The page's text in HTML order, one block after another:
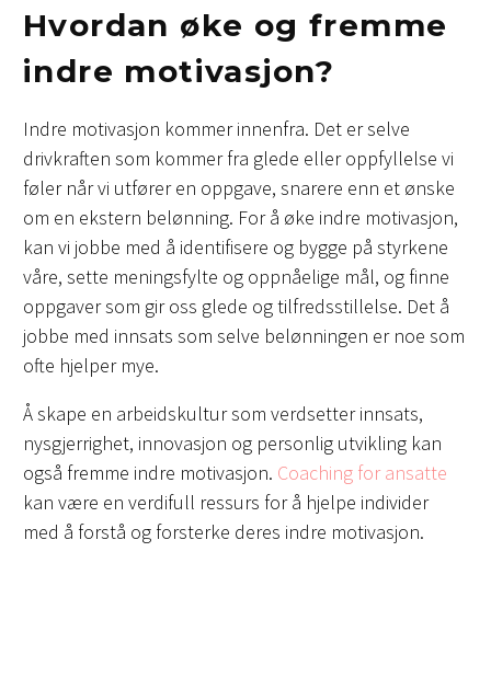
Hvordan øke og fremme
indre motivasjon?
Indre motivasjon kommer innenfra. Det er selve
drivkraften som kommer fra glede eller oppfyllelse vi
føler når vi utfører en oppgave, snarere enn et ønske
om en ekstern belønning. For å øke indre motivasjon,
kan vi jobbe med å identifisere og bygge på styrkene
våre, sette meningsfylte og oppnåelige mål, og finne
oppgaver som gir oss glede og tilfredsstillelse. Det å
jobbe med innsats som selve belønningen er noe som
ofte hjelper mye.
Å skape en arbeidskultur som verdsetter innsats,
nysgjerrighet, innovasjon og personlig utvikling kan
også fremme indre motivasjon. Coaching for ansatte
kan være en verdifull ressurs for å hjelpe individer
med å forstå og forsterke deres indre motivasjon.